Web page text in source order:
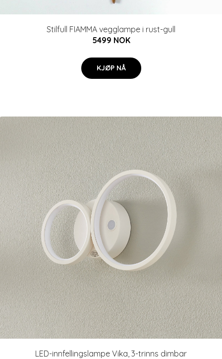
Stilfull FIAMMA vegglampe i rust-gull
5499 NOK
KJØP NÅ
LED-innfellingslampe Vika, 3-trinns dimbar